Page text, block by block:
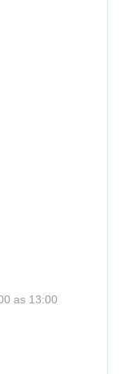
as 13:00